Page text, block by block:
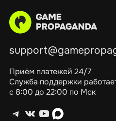
Приём платежей 24/7
Служба поддержки
с 8:00 до 22:00 по Мск
Telegram ВКонтакте YouTube max